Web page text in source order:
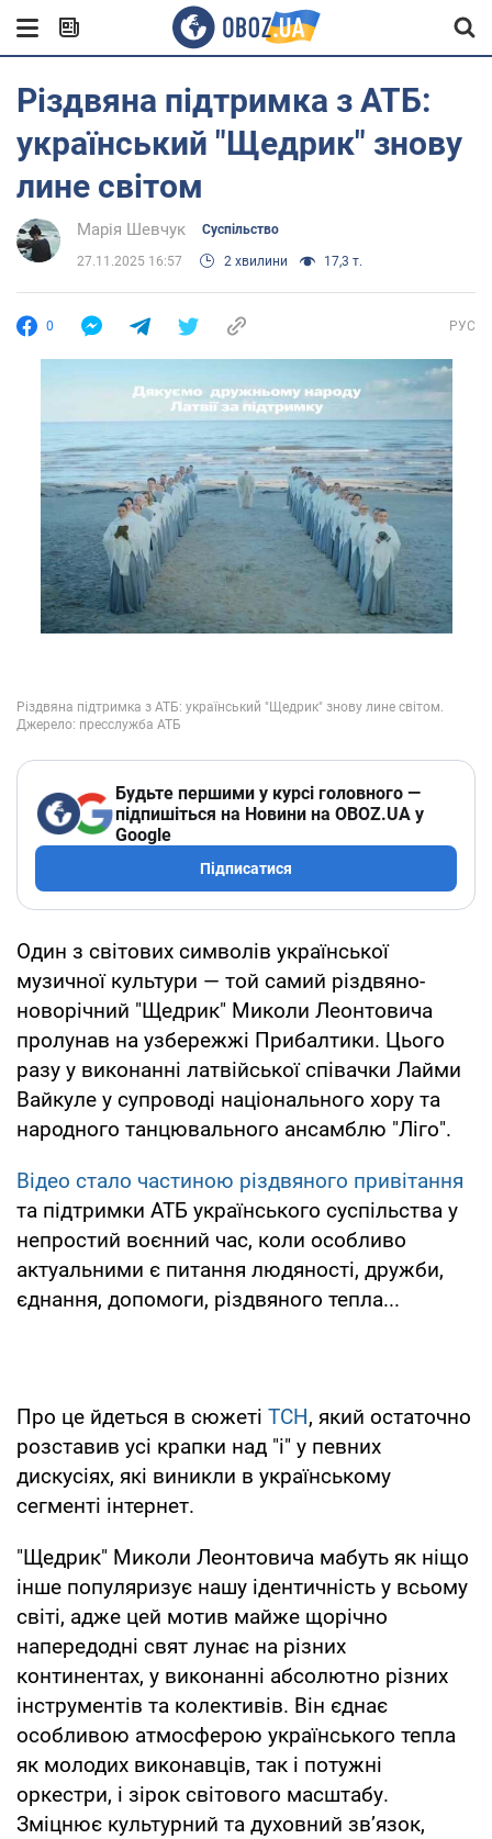
Різдвяна підтримка з АТБ:
український "Щедрик" знову
лине світом
Марія Шевчук Суспільство
27.11.2025 16:57 2 хвилини 17,3 т.
0 РУС
Будьте першими у курсі головного —
підпишіться на Новини на OBOZ.UA у
Google
Підписатися
Один з світових символів української
музичної культури — той самий різдвяно-
новорічний "Щедрик" Миколи Леонтовича
пролунав на узбережжі Прибалтики. Цього
разу у виконанні латвійської співачки Лайми
Вайкуле у супроводі національного хору та
народного танцювального ансамблю "Ліго".
Відео стало частиною різдвяного привітання
та підтримки АТБ українського суспільства у
непростий воєнний час, коли особливо
актуальними є питання людяності, дружби,
єднання, допомоги, різдвяного тепла...
Про це йдеться в сюжеті ТСН, який остаточно
розставив усі крапки над "і" у певних
дискусіях, які виникли в українському
сегменті інтернет.
"Щедрик" Миколи Леонтовича мабуть як ніщо
інше популяризує нашу ідентичність у всьому
світі, адже цей мотив майже щорічно
напередодні свят лунає на різних
континентах, у виконанні абсолютно різних
інструментів та колективів. Він єднає
особливою атмосферою українського тепла
як молодих виконавців, так і потужні
оркестри, і зірок світового масштабу.
Зміцнює культурний та духовний зв’язок,